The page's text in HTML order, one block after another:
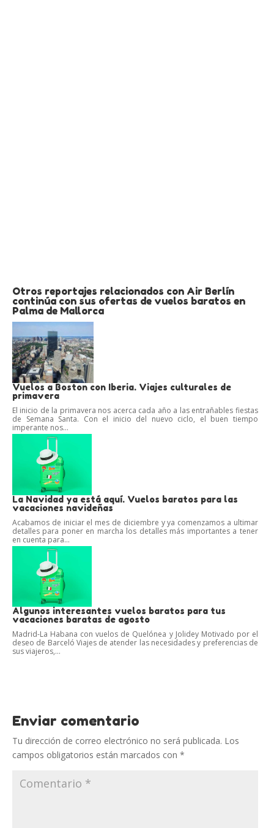
Otros reportajes relacionados con Air Berlín
continúa con sus ofertas de vuelos baratos en
Palma de Mallorca
Vuelos a Boston con Iberia. Viajes culturales de
primavera
El inicio de la primavera nos acerca cada año a las entrañables fiestas
de Semana Santa. Con el inicio del nuevo ciclo, el buen tiempo
imperante nos...
La Navidad ya está aquí. Vuelos baratos para las
vacaciones navideñas
Acabamos de iniciar el mes de diciembre y ya comenzamos a ultimar
detalles para poner en marcha los detalles más importantes a tener
en cuenta para...
Algunos interesantes vuelos baratos para tus
vacaciones baratas de agosto
Madrid-La Habana con vuelos de Quelónea y Jolidey Motivado por el
deseo de Barceló Viajes de atender las necesidades y preferencias de
sus viajeros,...
Enviar comentario
Tu dirección de correo electrónico no será publicada. Los
campos obligatorios están marcados con *